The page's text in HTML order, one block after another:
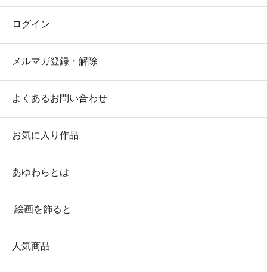
ログイン
メルマガ登録・解除
よくあるお問い合わせ
お気に入り作品
あゆわらとは
絵画を飾ると
人気商品